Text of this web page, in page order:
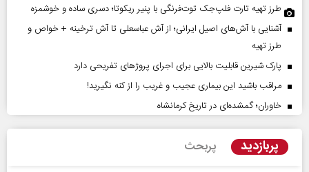
طرز تهیه تارت فلپ‌جک توت‌فرنگی با پنیر ریکوتا؛ دسری ساده و خوشمزه
آشنایی با آش‌های اصیل ایرانی؛ از آش عباسعلی تا آش ترخینه + خواص و
طرز تهیه
پارک شیرین قابلیت‌ بالایی برای اجرای پروژهای تفریحی دارد
مراقب باشید این بیماری عجیب و غریب را از کنه نگیرید!
خاوران؛ گمشده‌ای در تاریخ کرمانشاه
پربازدید پربحث